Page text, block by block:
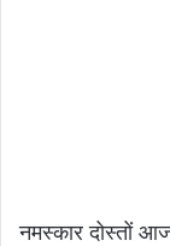
नमस्कार दोस्तों